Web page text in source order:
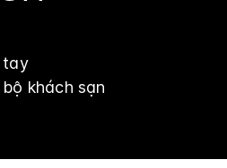
tay
khách sạn